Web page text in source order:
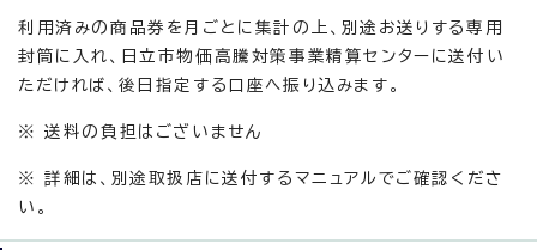
利用済みの商品券を月ごとに集計の上、別途お送りする専用
封筒に入れ、日立市物価高騰対策事業精算センターに送付い
ただければ、後日指定する口座へ振り込みます。
※ 送料の負担はございません
※ 詳細は、別途取扱店に送付するマニュアルでご確認くださ
い。